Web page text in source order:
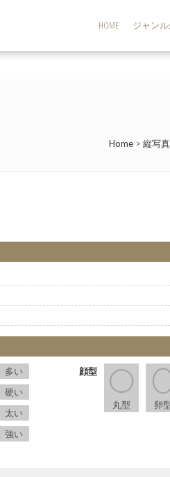
HOME ジャン
Home> 縦写真
多い
硬い
太い
強い
顔型
丸型 卵